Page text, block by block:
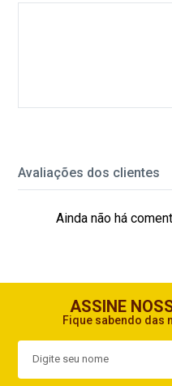
Avaliações dos clientes
Ainda não há
ASSINE
Fique sabendo das